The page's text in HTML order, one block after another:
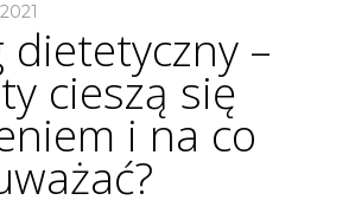
dietetyczny –
cieszą się
i na co